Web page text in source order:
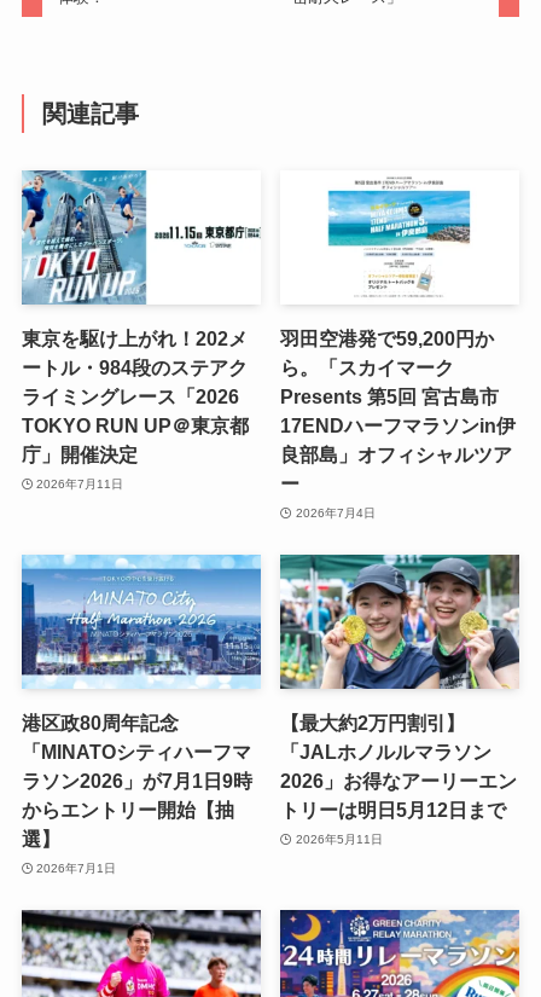
関連記事
東京を駆け上がれ！202メ
ートル・984段のステアク
ライミングレース「2026
TOKYO RUN UP＠東京都
庁」開催決定
2026年7月11日
羽田空港発で59,200円か
ら。「スカイマーク
Presents 第5回 宮古島市
17ENDハーフマラソンin伊
良部島」オフィシャルツア
ー
2026年7月4日
港区政80周年記念
「MINATOシティハーフマ
ラソン2026」が7月1日9時
からエントリー開始【抽
選】
2026年7月1日
【最大約2万円割引】
「JALホノルルマラソン
2026」お得なアーリーエン
トリーは明日5月12日まで
2026年5月11日